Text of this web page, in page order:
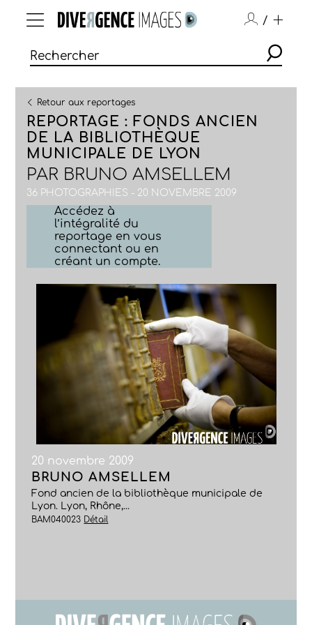
/
Retour aux reportages
REPORTAGE : FONDS ANCIEN
DE LA BIBLIOTHÈQUE
MUNICIPALE DE LYON
PAR BRUNO AMSELLEM
36 PHOTOGRAPHIES - 20 NOVEMBRE 2009
Accédez à
l’intégralité du
reportage en vous
connectant ou en
créant un compte.
20 novembre 2009
BRUNO AMSELLEM
Fond ancien de la bibliothèque municipale de
Lyon. Lyon, Rhône,...
BAM040023 Détail